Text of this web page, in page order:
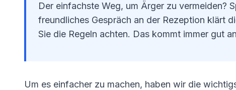
Der einfachste Weg, um Ärger zu vermeiden?
freundliches Gespräch an der Rezeption klärt
Sie die Regeln achten. Das kommt immer gut
Um es einfacher zu machen, haben wir die